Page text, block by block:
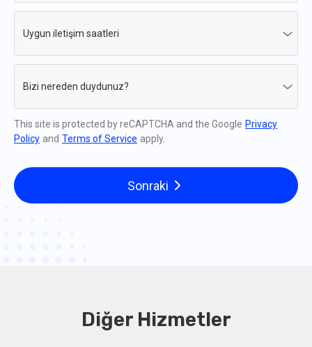
Uygun iletişim saatleri
Bizi nereden duydunuz?
This site is protected by reCAPTCHA and the Google Privacy
Policy and Terms of Service apply.
Sonraki
Diğer Hizmetler